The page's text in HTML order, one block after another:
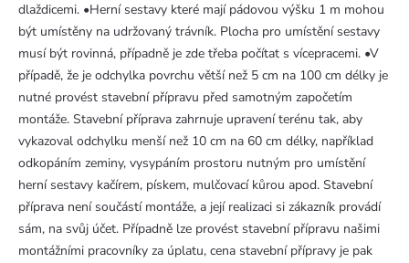
dlaždicemi. •Herní sestavy které mají pádovou výšku 1 m mohou
být umístěny na udržovaný trávník. Plocha pro umístění sestavy
musí být rovinná, případně je zde třeba počítat s vícepracemi. •V
případě, že je odchylka povrchu větší než 5 cm na 100 cm délky je
nutné provést stavební přípravu před samotným započetím
montáže. Stavební příprava zahrnuje upravení terénu tak, aby
vykazoval odchylku menší než 10 cm na 60 cm délky, například
odkopáním zeminy, vysypáním prostoru nutným pro umístění
herní sestavy kačírem, pískem, mulčovací kůrou apod. Stavební
příprava není součástí montáže, a její realizaci si zákazník provádí
sám, na svůj účet. Případně lze provést stavební přípravu našimi
montážními pracovníky za úplatu, cena stavební přípravy je pak